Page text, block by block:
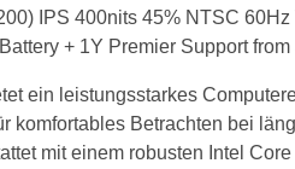
IPS 400nits 45% NTSC
+ 1Y Premier Support
ein leistungsstarkes
komfortables Betrachten bei
mit einem robusten Intel